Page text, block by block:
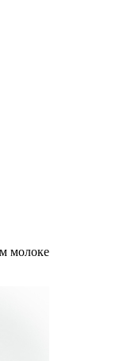
молоке